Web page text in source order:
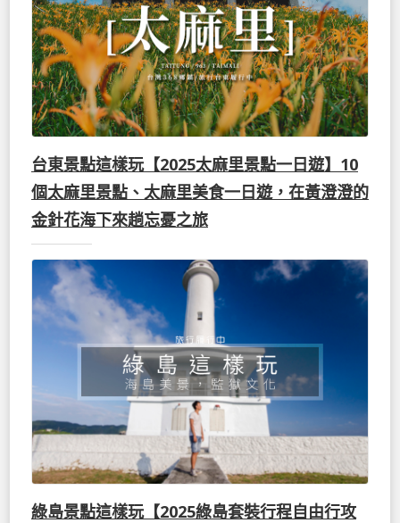
台東景點這樣玩【2025太麻里景點一日遊】10
個太麻里景點、太麻里美食一日遊，在黃澄澄的
金針花海下來趟忘憂之旅
綠島景點這樣玩【2025綠島套裝行程自由行攻